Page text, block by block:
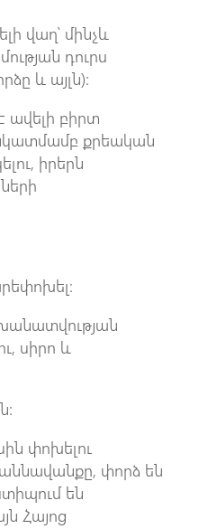
վաղ՝ մինչև
դուրս
և այլն):
ավելի բիրտ
քրեական
իրերն
սիրո և
փոխելու
փորձ են
են
Հայոց